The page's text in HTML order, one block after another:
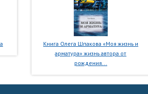
Книга Олега Шпакова «Моя жизнь и
арматура» жизнь автора от
рождения...